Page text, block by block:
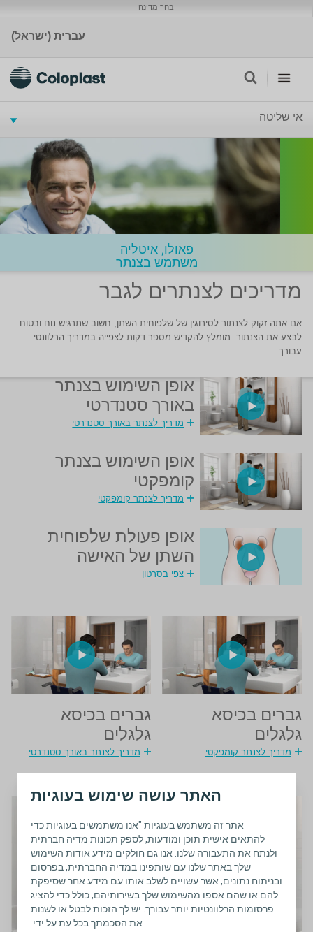
האתר עושה שימוש בעוגיות
אתר זה משתמש בעוגיות "אנו משתמשים בעוגיות כדי
להתאים אישית תוכן ומודעות, לספק תכונות מדיה חברתית
ולנתח את התעבורה שלנו. אנו גם חולקים מידע אודות השימוש
שלך באתר שלנו עם שותפינו במדיה החברתית, בפרסום
ובניתוח נתונים, אשר עשויים לשלב אותו עם מידע אחר שסיפקת
להם או שהם אספו מהשימוש שלך בשירותיהם, כולל כדי להציג
פרסומות הרלוונטיות יותר עבורך. יש לך הזכות לבטל או לשנות
את הסכמתך בכל עת על ידי
בחר מדינה
עברית (ישראל)
אי שליטה
פאולו, איטליה
משתמש בצנתר
מדריכים לצנתרים לגבר
אם אתה זקוק לצנתור לסירוגין של שלפוחית השתן, חשוב שתרגיש נוח ובטוח
לבצע את הצנתור. מומלץ להקדיש מספר דקות לצפייה במדריך הרלוונטי
עבורך.
אופן השימוש בצנתר
באורך סטנדרטי
מדריך לצנתר באורך סטנדרטי
אופן השימוש בצנתר
קומפקטי
מדריך לצנתר קומפקטי
אופן פעולת שלפוחית
השתן של האישה
צפי בסרטון
גברים בכיסא
גלגלים
מדריך לצנתר באורך סטנדרטי
גברים בכיסא
גלגלים
מדריך לצנתר קומפקטי